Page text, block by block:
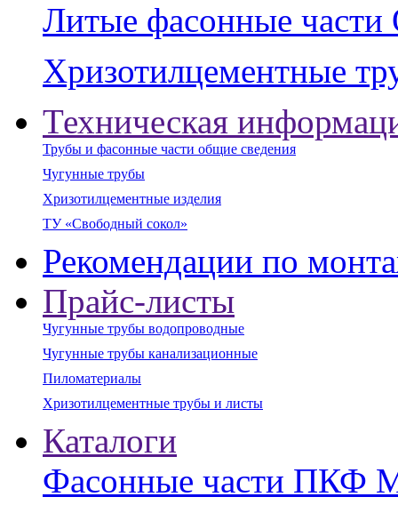
Литые фасонные
Хризотилцементные
Техническая
Трубы и фасонные части общие сведения
Чугунные трубы
Хризотилцементные изделия
ТУ «Свободный сокол»
Рекомендации по
Прайс-листы
Чугунные трубы водопроводные
Чугунные трубы канализационные
Пиломатериалы
Хризотилцементные трубы и листы
Каталоги
Фасонные части ПКФ